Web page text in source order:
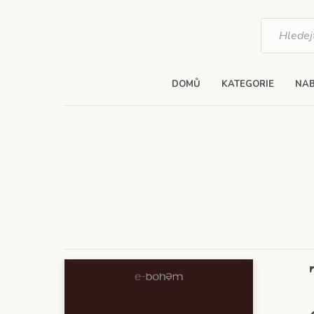
Products
search
DOMŮ KATEGORIE